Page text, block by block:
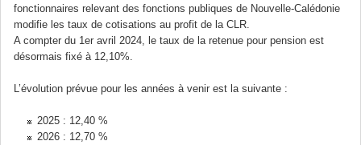
fonctionnaires relevant des fonctions publiques de Nouvelle-Calédonie
modifie les taux de cotisations au profit de la CLR.
A compter du 1er avril 2024, le taux de la retenue pour pension est
désormais fixé à 12,10%.
L’évolution prévue pour les années à venir est la suivante :
2025 : 12,40 %
2026 : 12,70 %